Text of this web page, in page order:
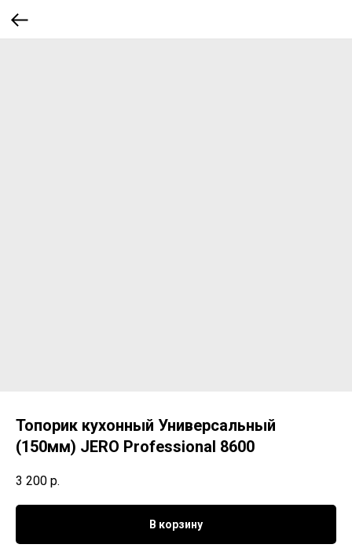
Топорик кухонный Универсальный
(150мм) JERO Professional 8600
3 200 р.
В корзину